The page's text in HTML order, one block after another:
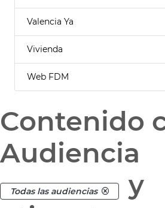
Valencia Ya
Vivienda
Web FDM
Contenido
Audiencia
Todas las audiencias
y